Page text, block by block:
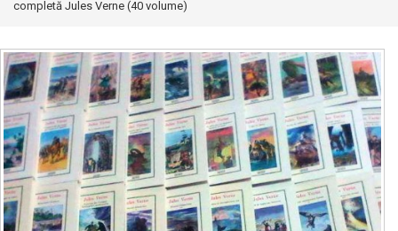
completă Jules Verne (40 volume)